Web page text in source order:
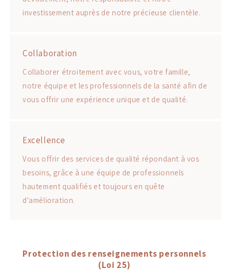
investissement auprès de notre précieuse clientèle.
Collaboration
Collaborer étroitement avec vous, votre famille,
notre équipe et les professionnels de la santé afin de
vous offrir une expérience unique et de qualité.
Excellence
Vous offrir des services de qualité répondant à vos
besoins, grâce à une équipe de professionnels
hautement qualifiés et toujours en quête
d'amélioration.
Protection des renseignements personnels
(Loi 25)